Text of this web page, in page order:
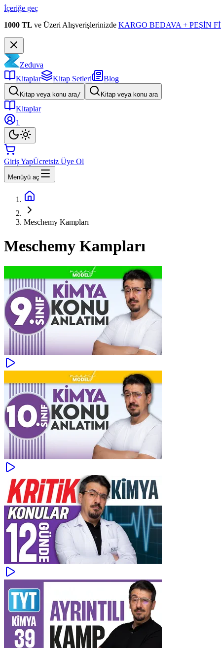
İçeriğe geç
1000 TL ve Üzeri Alışverişlerinizde KARGO BEDAVA + PEŞİN
Zeduva
Kitaplar
Kitap Setleri Blog
Kitap veya konu ara/ Kitap veya konu ara
Kitaplar
1
Giriş YapÜcretsiz Üye Ol
Menüyü aç
Meschemy Kampları
Meschemy Kampları